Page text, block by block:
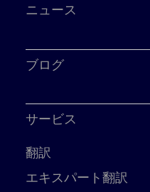
ニュース
ブログ
サービス
翻訳
エキスパート翻訳